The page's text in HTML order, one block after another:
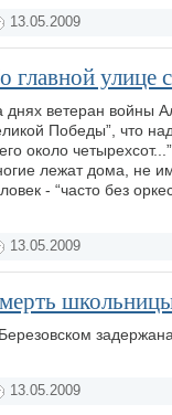
13.05.2009
главной улице
днях ветеран войны
Победы”, что
около
лежат дома, не
- “часто без
13.05.2009
13.05.2009